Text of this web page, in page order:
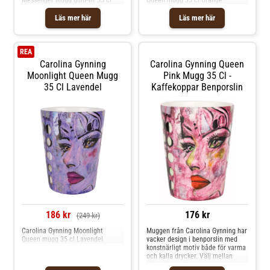
Läs mer här Läs mer här
Carolina Gynning
Moonlight Queen Mugg
35 Cl Lavendel
REA
186 kr (249 kr)
Carolina Gynning Moonlight
Queen mugg 35 cl Lavendel
Carolina Gynning Queen
Pink Mugg 35 Cl -
Kaffekoppar Benporslin
176 kr
Muggen från Carolina Gynning har
vacker design i benporslin med
konstnärligt motiv både för varma
och kalla drycker. Välj mellan
olika färger. Mixa och matcha